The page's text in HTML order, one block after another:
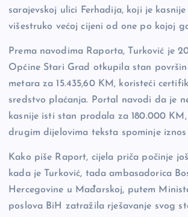
sarajevskoj ulici Ferhadija, koji je
višestruko većoj cijeni od one po kojoj
Prema navodima Raporta, Turković je
Općine Stari Grad otkupila stan
metara za 15.435,60 KM, koristeći
sredstvo plaćanja. Portal navodi da je
kasnije isti stan prodala za 180.000
drugim dijelovima teksta spominje iznos
Kako piše Raport, cijela priča počinje
kada je Turković, tada ambasadorica
Hercegovine u Mađarskoj, putem
poslova BiH zatražila rješavanje svog